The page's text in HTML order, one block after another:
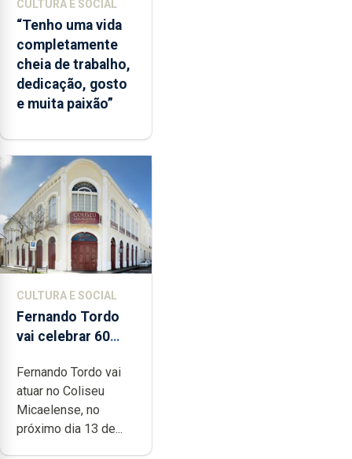
CULTURA E SOCIAL
“Tenho uma vida
completamente
cheia de trabalho,
dedicação, gosto
e muita paixão”
CULTURA E SOCIAL
Fernando Tordo
vai celebrar 60
no Coliseu
Micaelense
Fernando Tordo vai
atuar no Coliseu
Micaelense, no
próximo dia 13 de...